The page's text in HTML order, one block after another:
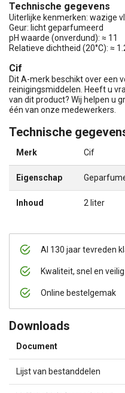
Al 130 jaar tevreden
Kwaliteit, snel en
Online bestelgemak
Downloads
Document
Lijst van bestanddelen
Technische gegevens
Uiterlijke kenmerken: wazige
Geur: licht geparfumeerd
pH waarde (onverdund): ≈ 11
Relatieve dichtheid (20°C): ≈
Cif
Dit A-merk beschikt over een
reinigingsmiddelen. Heeft u
van dit product? Wij helpen u
één van onze medewerkers.
Technische
Merk Cif
Eigenschap
Inhoud 2 liter